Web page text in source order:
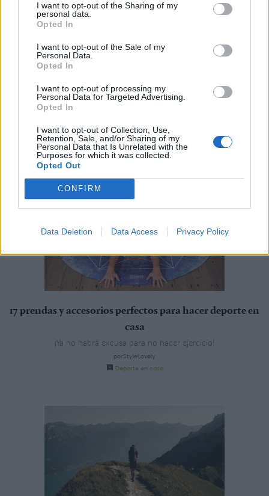
I want to opt-out of the Sharing of my
personal data.
Opted In
I want to opt-out of the Sale of my
Personal Data.
Opted In
I want to opt-out of processing my
Personal Data for Targeted Advertising.
Opted In
I want to opt-out of Collection, Use,
Retention, Sale, and/or Sharing of my
Personal Data that Is Unrelated with the
Purposes for which it was collected.
Opted Out
CONFIRM
Data Deletion Data Access Privacy Policy
Deporte y estilo sí pueden ir de la mano
en el slowlife es la clara prueba de ello
porStyleLovely
Indi & Cold ·yoga
17 prendas y accesorios perfectos para hacer deporte en
casa
¡Ya no habrá excusa para no hacer ejercicio!
porStyleLovely
Deporte en casa